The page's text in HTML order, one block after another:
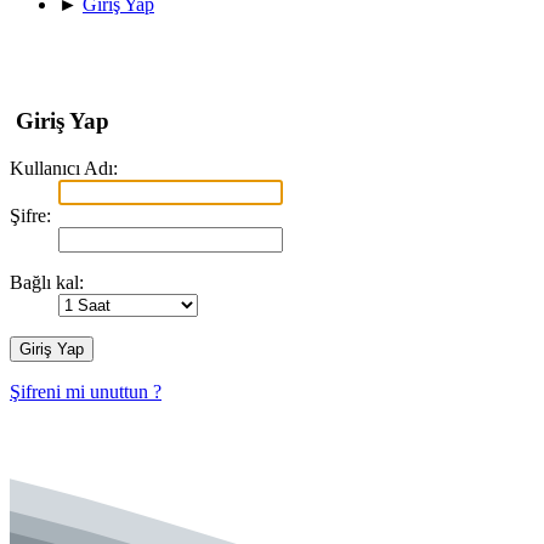
Giriş Yap
Kullanıcı Adı:
Şifre:
Bağlı kal:
Şifreni mi unuttun ?